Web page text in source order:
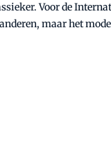
Voor de
te veranderen, maar het